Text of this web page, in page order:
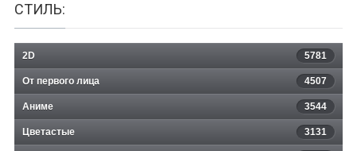
СТИЛЬ:
2D 5781
От первого лица 4507
Аниме 3544
Цветастые 3131